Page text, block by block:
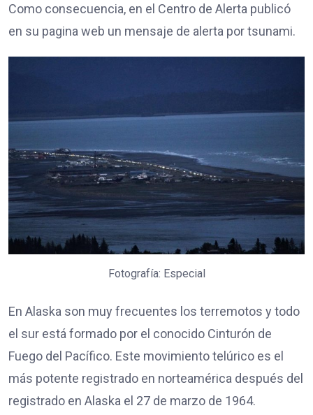
Como consecuencia, en el Centro de Alerta publicó
en su pagina web un mensaje de alerta por tsunami.
Fotografía: Especial
En Alaska son muy frecuentes los terremotos y todo
el sur está formado por el conocido Cinturón de
Fuego del Pacífico. Este movimiento telúrico es el
más potente registrado en norteamérica después del
registrado en Alaska el 27 de marzo de 1964.